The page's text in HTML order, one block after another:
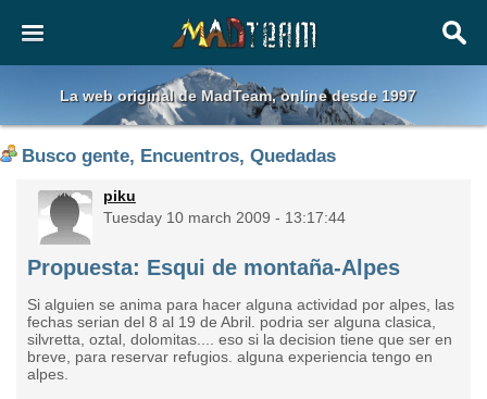
La web original de MadTeam, online desde 1997
Busco gente, Encuentros, Quedadas
piku
Tuesday 10 march 2009 - 13:17:44
Propuesta: Esqui de montaña-Alpes
Si alguien se anima para hacer alguna actividad por alpes, las
fechas serian del 8 al 19 de Abril. podria ser alguna clasica,
silvretta, oztal, dolomitas.... eso si la decision tiene que ser en
breve, para reservar refugios. alguna experiencia tengo en
alpes.